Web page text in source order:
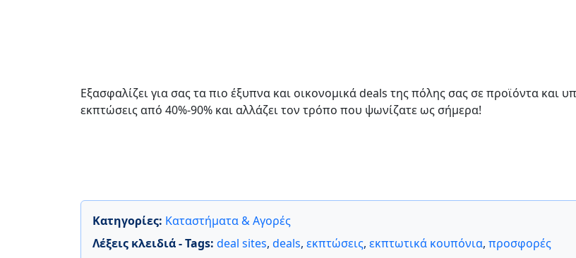
Εξασφαλίζει για σας τα πιο έξυπνα και οικονομικά deals της πόλης σας σε προϊόντα και
εκπτώσεις από 40%-90% και αλλάζει τον τρόπο που ψωνίζατε ως σήμερα!
Κατηγορίες: Καταστήματα & Αγορές
Λέξεις κλειδιά - Tags: deal sites, deals, εκπτώσεις, εκπτωτικά κουπόνια, προσφορές